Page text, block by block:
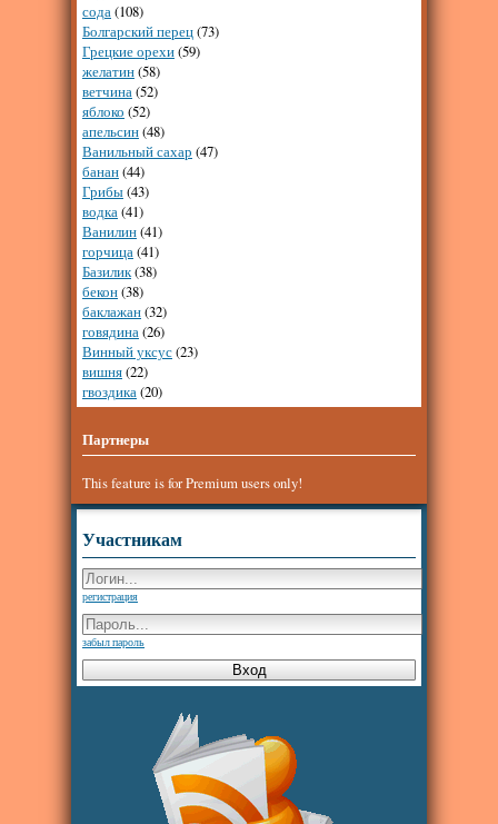
сода(108)
Болгарский перец(73)
Грецкие орехи(59)
желатин(58)
ветчина(52)
яблоко (52)
апельсин(48)
Ванильный сахар (47)
банан(44)
Грибы(43)
водка(41)
Ванилин(41)
горчица(41)
Базилик(38)
бекон(38)
баклажан(32)
говядина(26)
Винный уксус(23)
вишня(22)
гвоздика(20)
Партнеры
This feature is for Premium users only!
Участникам
регистрация
забыл пароль